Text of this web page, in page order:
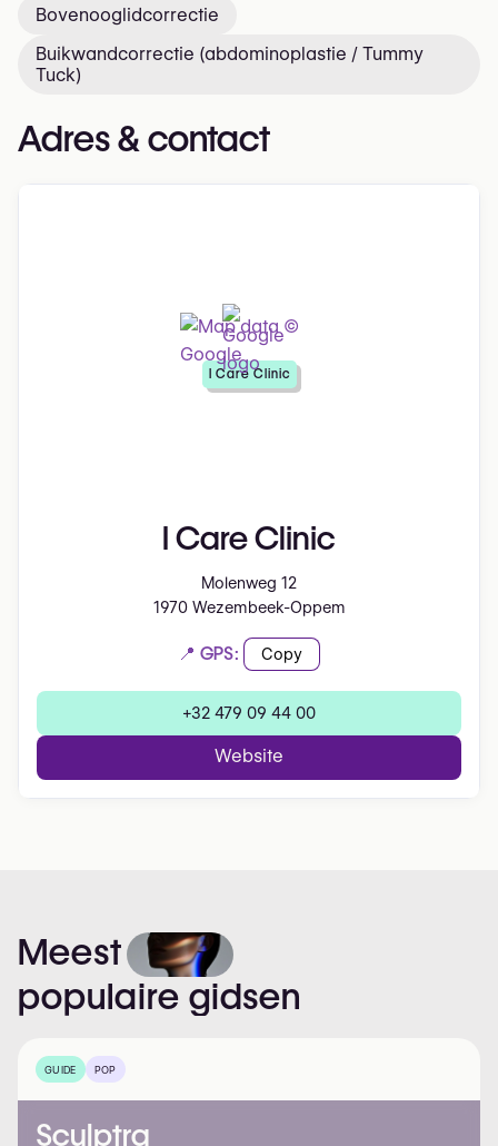
Bovenooglidcorrectie
Buikwandcorrectie (abdominoplastie / Tummy
Tuck)
Adres & contact
I Care Clinic
Molenweg 12
1970 Wezembeek-Oppem
📍 GPS: Copy
+32 479 09 44 00
Website
I Care Clinic
Meest
populaire gidsen
GUIDE POP
Sculptra